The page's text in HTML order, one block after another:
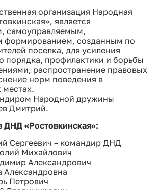
организация Народная
является
самоуправляемым,
формированием, созданным по
поселка, для усиления
порядка, профилактики и борьбы
распространение правовых
норм поведения в
Народной дружины
Дмитрий.
ДНД «Ростовкинская»:
Сергеевич – командир ДНД
Михайлович
Александрович
Александровна
Петрович